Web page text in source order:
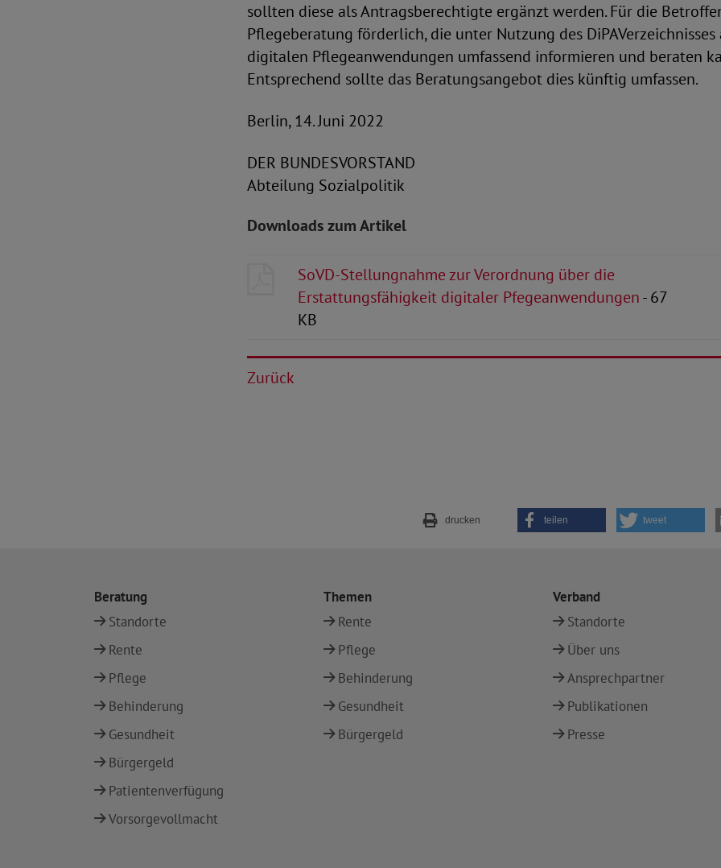
sollten diese als Antragsberechtigte ergänzt werden. Für die
Pflegeberatung förderlich, die unter Nutzung des DiPAVerzeichnisses
digitalen Pflegeanwendungen umfassend informieren und beraten
Entsprechend sollte das Beratungsangebot dies künftig umfassen.
Berlin, 14. Juni 2022
DER BUNDESVORSTAND
Abteilung Sozialpolitik
Downloads zum Artikel
SoVD-Stellungnahme zur Verordnung über die
Erstattungsfähigkeit digitaler Pfegeanwendungen- 67
KB
Zurück
drucken teilen tweet
Beratung
Standorte
Rente
Pflege
Behinderung
Gesundheit
Bürgergeld
Patientenverfügung
Vorsorgevollmacht
Themen
Rente
Pflege
Behinderung
Gesundheit
Bürgergeld
Verband
Standorte
Über uns
Ansprechpartner
Publikationen
Presse